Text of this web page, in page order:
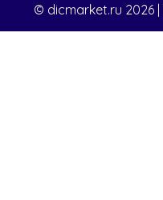
© dicmarket.ru 2026